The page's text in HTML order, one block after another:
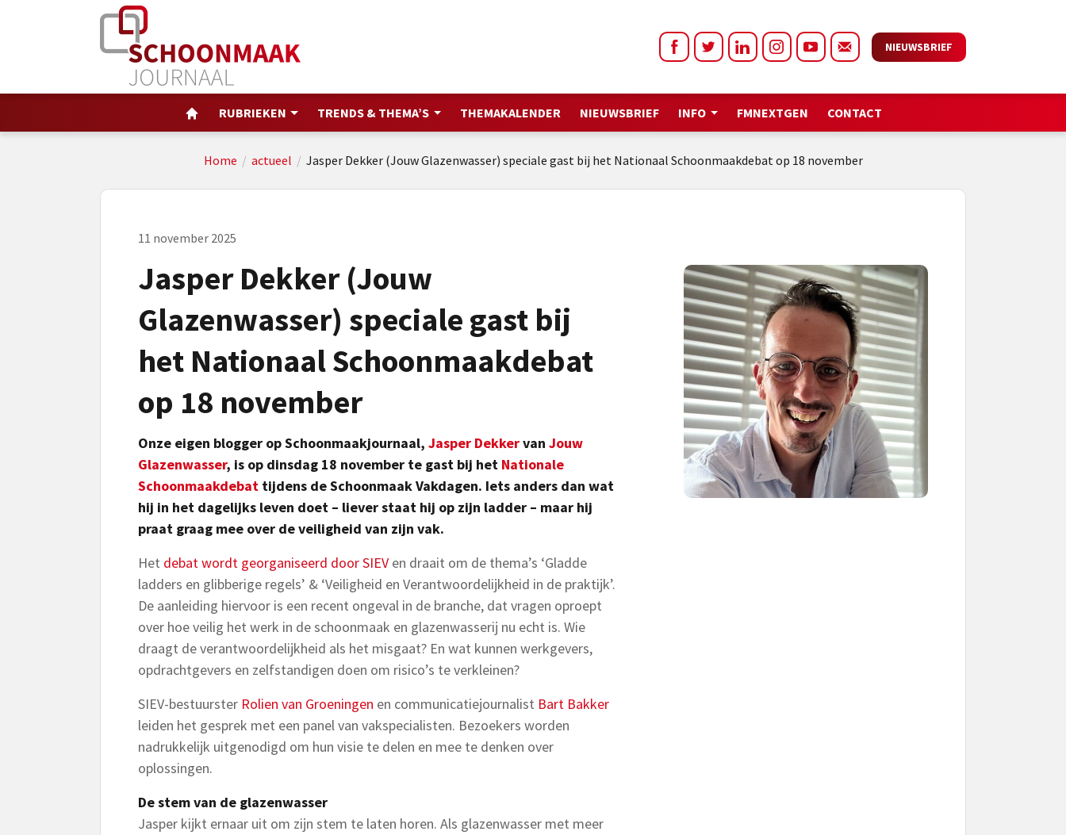
NIEUWSBRIEF
RUBRIEKEN TRENDS & THEMA’S THEMAKALENDER NIEUWSBRIEF INFO FMNEXTGEN CONTACT
Home / actueel / Jasper Dekker (Jouw Glazenwasser) speciale gast bij het Nationaal Schoonmaakdebat op 18 november
11 november 2025
Jasper Dekker (Jouw
Glazenwasser) speciale gast bij
het Nationaal Schoonmaakdebat
op 18 november
Onze eigen blogger op Schoonmaakjournaal, Jasper Dekkervan Jouw
Glazenwasser, is op dinsdag 18 november te gast bij het Nationale
Schoonmaakdebat tijdens de Schoonmaak Vakdagen. Iets anders dan wat
hij in het dagelijks leven doet – liever staat hij op zijn ladder – maar hij
praat graag mee over de veiligheid van zijn vak.
Het debat wordt georganiseerd door SIEVen draait om de thema’s ‘Gladde
ladders en glibberige regels’ & ‘Veiligheid en Verantwoordelijkheid in de praktijk’.
De aanleiding hiervoor is een recent ongeval in de branche, dat vragen oproept
over hoe veilig het werk in de schoonmaak en glazenwasserij nu echt is. Wie
draagt de verantwoordelijkheid als het misgaat? En wat kunnen werkgevers,
opdrachtgevers en zelfstandigen doen om risico’s te verkleinen?
SIEV-bestuurster Rolien van Groeningen en communicatiejournalist Bart Bakker
leiden het gesprek met een panel van vakspecialisten. Bezoekers worden
nadrukkelijk uitgenodigd om hun visie te delen en mee te denken over
oplossingen.
De stem van de glazenwasser
Jasper kijkt ernaar uit om zijn stem te laten horen. Als glazenwasser met meer